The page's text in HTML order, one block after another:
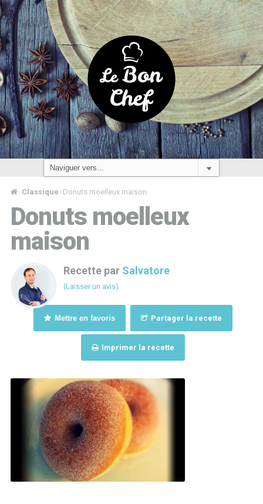
/ Classique / Donuts moelleux maison
Donuts moelleux
maison
Recette par Salvatore
(Laisser un avis)
Mettre en favoris Partager la recette
Imprimer la recette